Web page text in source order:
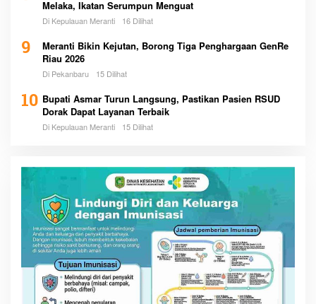
Melaka, Ikatan Serumpun Menguat
Di Kepulauan Meranti 16 Dilihat
9
Meranti Bikin Kejutan, Borong Tiga Penghargaan GenRe
Riau 2026
Di Pekanbaru 15 Dilihat
10 Bupati Asmar Turun Langsung, Pastikan Pasien RSUD
Dorak Dapat Layanan Terbaik
Di Kepulauan Meranti 15 Dilihat